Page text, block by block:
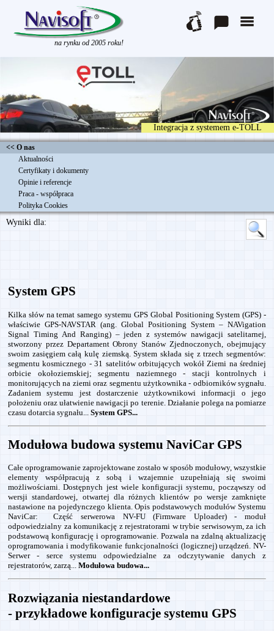
na rynku od 2005 roku!
Integracja z systemem e-TOLL
<< O nas
Aktualności
Certyfikaty i dokumenty
Opinie i referencje
Praca - współpraca
Polityka Cookies
Wyniki dla:
System GPS
Kilka słów na temat samego systemu GPS Global Positioning System (GPS) -
właściwie GPS-NAVSTAR (ang. Global Positioning System – NAVigation
Signal Timing And Ranging) – jeden z systemów nawigacji satelitarnej,
stworzony przez Departament Obrony Stanów Zjednoczonych, obejmujący
swoim zasięgiem całą kulę ziemską. System składa się z trzech segmentów:
segmentu kosmicznego - 31 satelitów orbitujących wokół Ziemi na średniej
orbicie okołoziemskiej; segmentu naziemnego - stacji kontrolnych i
monitorujących na ziemi oraz segmentu użytkownika - odbiorników sygnału.
Zadaniem systemu jest dostarczenie użytkownikowi informacji o jego
położeniu oraz ułatwienie nawigacji po terenie. Działanie polega na pomiarze
czasu dotarcia sygnału... System GPS...
Modułowa budowa systemu NaviCar GPS
Całe oprogramowanie zaprojektowane zostało w sposób modułowy, wszystkie
elementy współpracują z sobą i wzajemnie uzupełniają się swoimi
możliwościami. Dostępnych jest wiele konfiguracji systemu, począwszy od
wersji standardowej, otwartej dla różnych klientów po wersje zamknięte
nastawione na pojedynczego klienta. Opis podstawowych modułów Systemu
NaviCar: Część serwerowa NV-FU (Firmware Uploader) - moduł
odpowiedzialny za komunikację z rejestratorami w trybie serwisowym, za ich
podstawową konfigurację i oprogramowanie. Pozwala na zdalną aktualizację
oprogramowania i modyfikowanie funkcjonalności (logicznej) urządzeń. NV-
Serwer - serce systemu odpowiedzialne za odczytywanie danych z
rejestratorów, zarzą... Modułowa budowa...
Rozwiązania niestandardowe
- przykładowe konfiguracje systemu GPS